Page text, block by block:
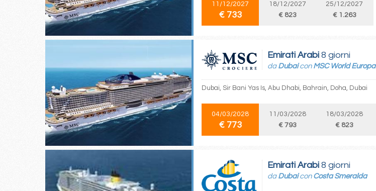
11/12/2027
€ 733
18/12/2027
€ 823
25/12/2027
€ 1.263
Emirati Arabi 8 giorni
da Dubaicon MSC World Europa
Dubai, Sir Bani Yas Is, Abu Dhabi, Bahrain, Doha, Dubai
04/03/2028
€ 773
11/03/2028
€ 793
18/03/2028
€ 823
Emirati Arabi 8 giorni
da Dubaicon Costa Smeralda